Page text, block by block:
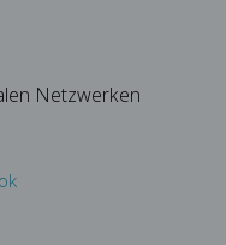
Netzwerken